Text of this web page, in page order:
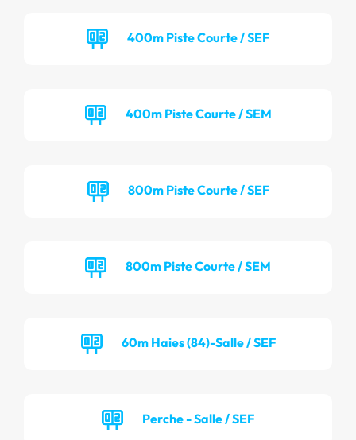
400m Piste Courte / SEF
400m Piste Courte / SEM
800m Piste Courte / SEF
800m Piste Courte / SEM
60m Haies (84)-Salle / SEF
Perche - Salle / SEF